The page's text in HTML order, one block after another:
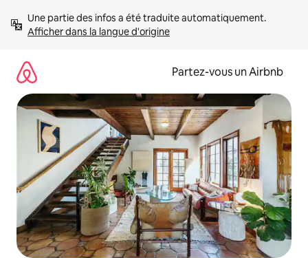
directement
Afficher dans la langue d'origine
Partez-vous un Airbnb